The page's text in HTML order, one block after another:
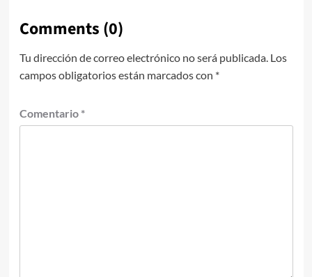
Comments (0)
Tu dirección de correo electrónico no será publicada. Los
campos obligatorios están marcados con *
Comentario *